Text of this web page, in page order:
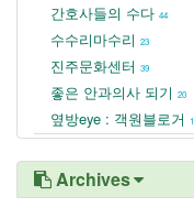
간호사들의 수다 44
수수리마수리 23
진주문화센터 39
좋은 안과의사 되기 20
옆방eye : 객원블로거
Archives